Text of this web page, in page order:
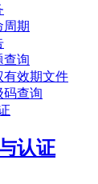
周期
查询
有效期文件
码查询
认证